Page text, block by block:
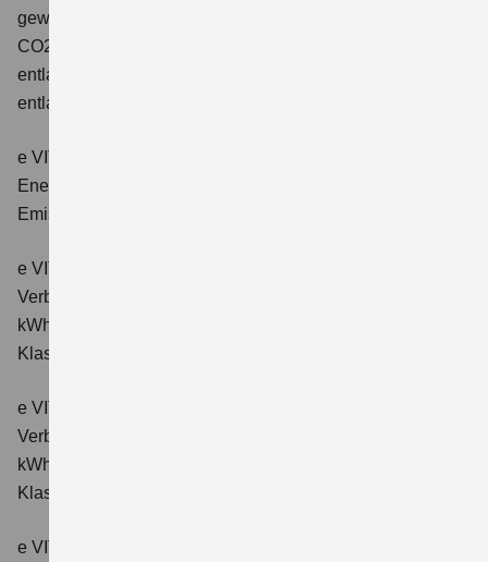
gewichtet kombinierter Wert der CO2-Emission: 22 g/km;
CO2-Klasse: B; kombinierter Kraftstoffverbrauch bei
entladener Batterie: 6,6 l/100km; CO2-Klasse (bei
entladener Batterie): E.
e VITARA eAxle Club (49 kWh-Batterie)
Energieverbrauch kombiniert: 14,9 kWh/100km; CO₂-
Emissionen kombiniert: 0 g/km; CO₂-Klasse: A.
e VITARA eAxle Comfort (61 kWh-Batterie)
Verbrauchswerte: Energieverbrauch kombiniert: 15,1
kWh/100km; CO₂-Emissionen kombiniert: 0 g/km; CO₂-
Klasse: A.
e VITARA eAxle ALLGRIP-e Comfort (61 kWh-Batterie)
Verbrauchswerte: Energieverbrauch kombiniert: 16,6
kWh/100km; CO₂-Emissionen kombiniert: 0 g/km; CO₂-
Klasse: A.
e VITARA eAxle Comfort+ (61 kWh-Batterie)